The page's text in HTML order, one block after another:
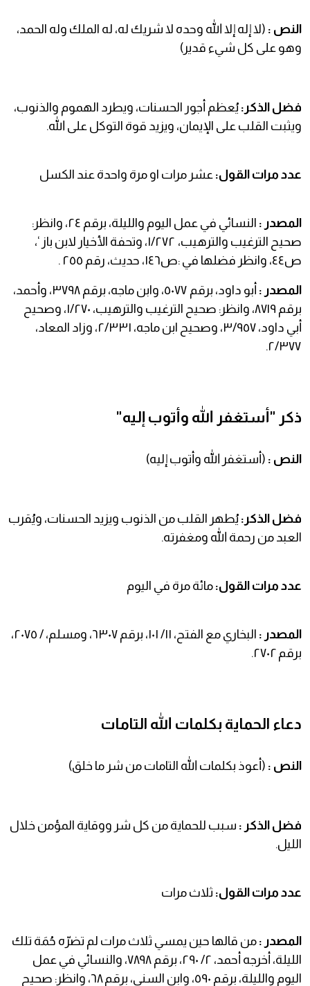
النص : (لا إله إلا الله وحده لا شريك له، له الملك وله الحمد،
وهو على كل شيء قدير)
فضل الذكر: يُعظم أجور الحسنات، ويطرد الهموم والذنوب،
ويثبت القلب على الإيمان، ويزيد قوة التوكل على الله.
عدد مرات القول: عشر مرات او مرة واحدة عند الكسل
المصدر :
النسائي في عمل اليوم والليلة، برقم ٢٤، وانظر:
صحيح الترغيب والترهيب، ١/٢٧٢، وتحفة الأخيار لابن باز ‘،
ص٤٤، وانظر فضلها في :ص١٤٦، حديث، رقم ٢٥٥ .
المصدر :
أبو داود، برقم ٥٠٧٧، وابن ماجه، برقم ٣٧٩٨، وأحمد،
برقم ٨٧١٩، وانظر: صحيح الترغيب والترهيب، ١/٢٧٠، وصحيح
أبي داود، ٣/٩٥٧، وصحيح ابن ماجه، ٢/٣٣١، وزاد المعاد،
٢/٣٧٧.
ذكر "أستغفر الله وأتوب إليه"
النص : (أستغفر الله وأتوب إليه)
فضل الذكر: يُطهر القلب من الذنوب ويزيد الحسنات، ويُقرب
العبد من رحمة الله ومغفرته.
عدد مرات القول: مائة مرة في اليوم
المصدر :
البخاري مع الفتح، ١١/ ١٠١، برقم ٦٣٠٧، ومسلم، / ٢٠٧٥،
برقم ٢٧٠٢.
دعاء الحماية بكلمات الله التامات
النص : (أعوذ بكلمات الله التامات من شر ما خلق)
فضل الذكر : سبب للحماية من كل شر ووقاية المؤمن خلال
الليل.
عدد مرات القول: ثلاث مرات
المصدر : من قالها حين يمسي ثلاث مرات لم تضرّه حُمَة تلك
الليلة، أخرجه أحمد، ٢/ ٢٩٠، برقم ٧٨٩٨، والنسائي في عمل
اليوم والليلة، برقم ٥٩٠، وابن السني، برقم ٦٨، وانظر: صحيح